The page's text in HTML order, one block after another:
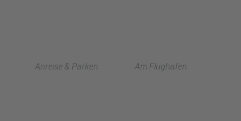
Anreise & Parken Am Flughafen